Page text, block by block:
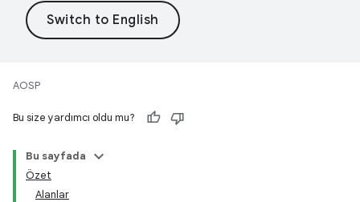
AOSP
Bu size yardımcı oldu mu?
Bu sayfada
Özet
Alanlar